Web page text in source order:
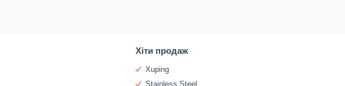
Хіти продаж
Xuping
Stainless Steel